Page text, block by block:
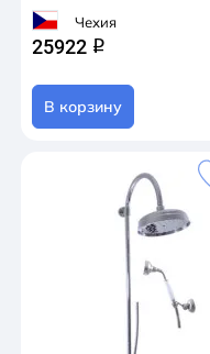
Чехия
25922 q
В корзину